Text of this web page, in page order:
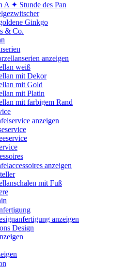
A ✦ Stunde des Pan
Ginkgo
& Co.
anzeigen
weiß
mit Dekor
mit Gold
mit Platin
mit farbigem Rand
anzeigen
anzeigen
mit Fuß
anzeigen
Design